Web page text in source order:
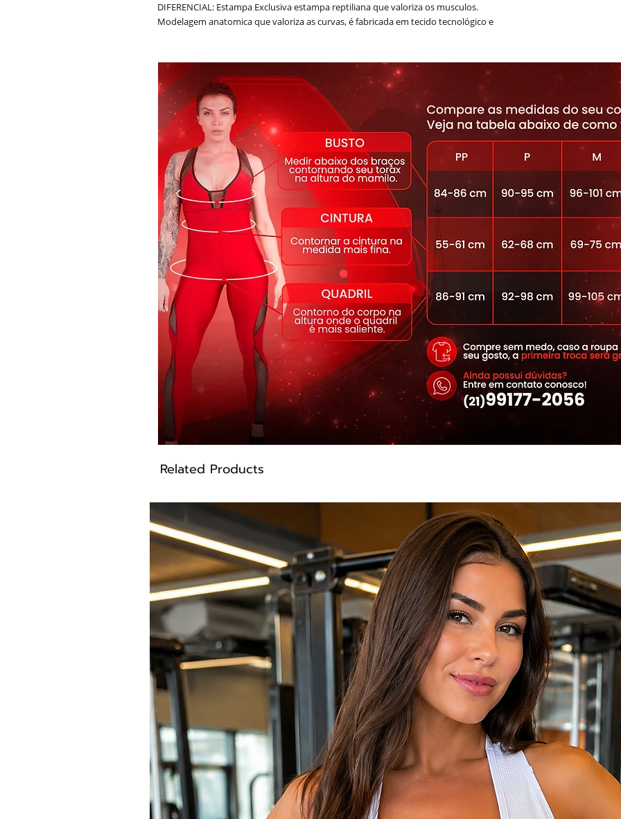
DIFERENCIAL: Estampa Exclusiva estampa reptiliana que valoriza os musculos.
Modelagem anatomica que valoriza as curvas, é fabricada em tecido tecnológico e
- Maleável
- Easy Care (Fácil Lavagem e Secagem)
- Estampa que valoriza os Músculos
- Conforto
- Visual Único
INFORMAÇÕES
Tecidos: Tecido Cirré 87% Poliéster 13% Elastano.
Tamanhos: P e M, G
Cor Verde
Related Products